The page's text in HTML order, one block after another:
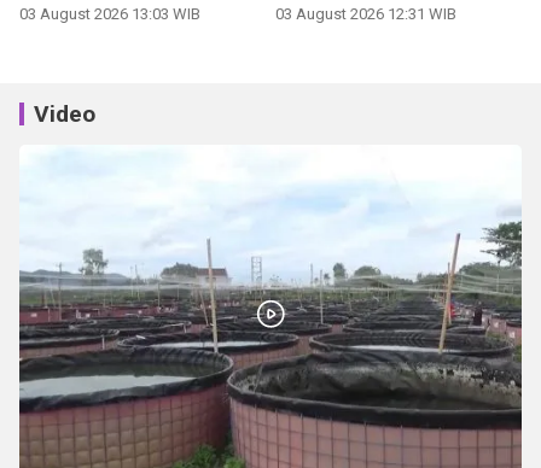
03 August 2026 13:03 WIB 03 August 2026 12:31 WIB
Video